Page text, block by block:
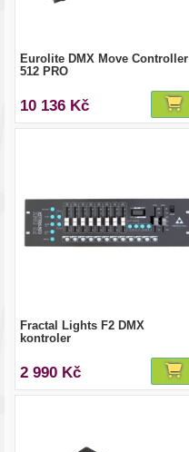
Eurolite DMX Move Controller
512 PRO
10 136 Kč
Fractal Lights F2 DMX
kontroler
2 990 Kč